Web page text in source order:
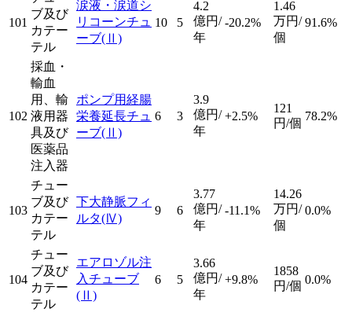
101
ブ及び
カテー
テル
涙液・涙道シ
リコーンチュ
ーブ(Ⅱ)
10 5
4.2
億円/
年
-20.2%
1.46
万円/
個
91.6%
102
採血・
輸血
用、輸
液用器
具及び
医薬品
注入器
ポンプ用経腸
栄養延長チュ
ーブ(Ⅱ)
6 3
3.9
億円/
年
+2.5%
121
円/個
78.2%
103
チュー
ブ及び
カテー
テル
下大静脈フィ
ルタ(Ⅳ)
9 6
3.77
億円/
年
-11.1%
14.26
万円/
個
0.0%
104
チュー
ブ及び
カテー
テル
エアロゾル注
入チューブ
(Ⅱ)
6 5
3.66
億円/
年
+9.8%
1858
円/個 0.0%